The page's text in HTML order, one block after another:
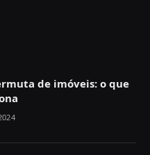
de imóveis: o que